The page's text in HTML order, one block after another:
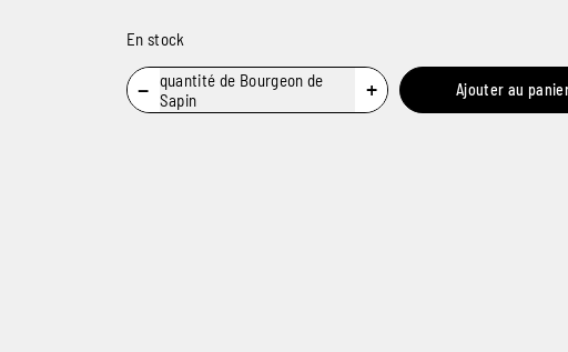
En stock
− quantité de Bourgeon de
Sapin
+ Ajouter au